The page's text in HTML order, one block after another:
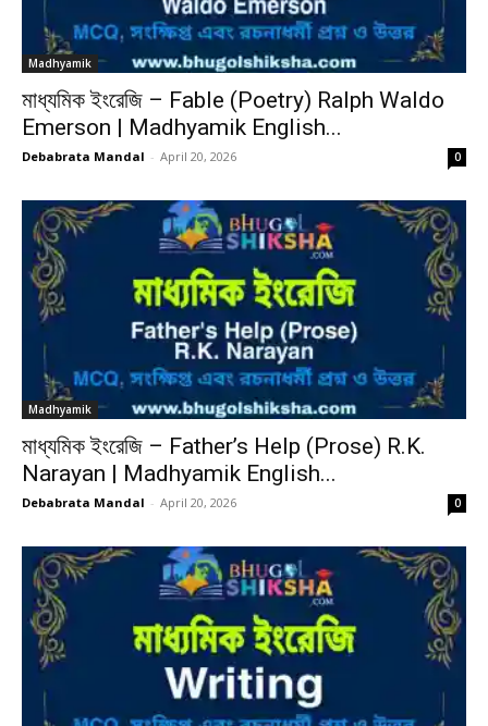
Madhyamik
মাধ্যমিক ইংরেজি – Fable (Poetry) Ralph Waldo
Emerson | Madhyamik English...
Debabrata Mandal - April 20, 2026 0
Madhyamik
মাধ্যমিক ইংরেজি – Father’s Help (Prose) R.K.
Narayan | Madhyamik English...
Debabrata Mandal - April 20, 2026 0